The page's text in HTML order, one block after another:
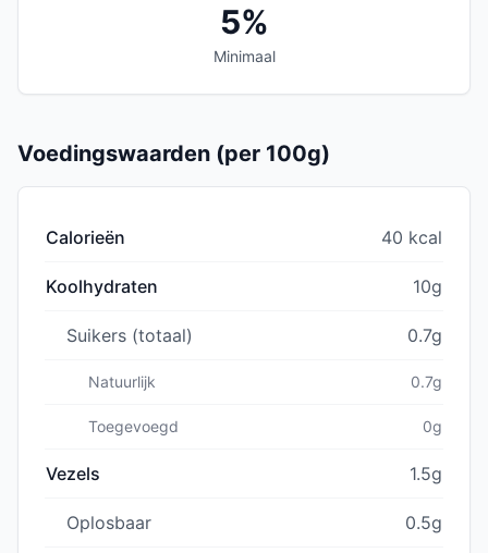
5%
Minimaal
Voedingswaarden (per 100g)
Calorieën 40 kcal
Koolhydraten 10g
Suikers (totaal) 0.7g
Natuurlijk 0.7g
Toegevoegd 0g
Vezels 1.5g
Oplosbaar 0.5g